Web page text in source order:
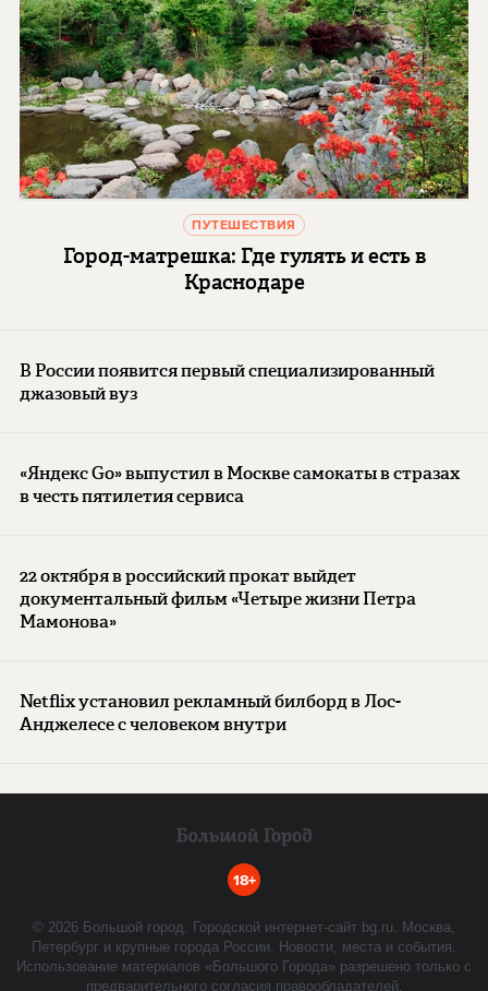
ПУТЕШЕСТВИЯ
Город-матрешка: Где гулять и есть в
Краснодаре
В России появится первый специализированный
джазовый вуз
«Яндекс Go» выпустил в Москве самокаты в стразах
в честь пятилетия сервиса
22 октября в российский прокат выйдет
документальный фильм «Четыре жизни Петра
Мамонова»
Netflix установил рекламный билборд в Лос-
Анджелесе с человеком внутри
18+
© 2026 Большой город. Городской интернет-сайт bg.ru. Москва,
Петербург и крупные города России. Новости, места и события.
Использование материалов «Большого Города» разрешено только с
предварительного согласия правообладателей.